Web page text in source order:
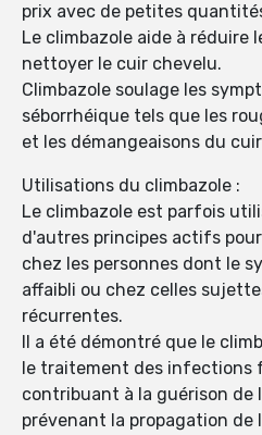
prix avec de petites
Le climbazole aide à réduire
nettoyer le cuir chevelu.
Climbazole soulage les
séborrhéique tels que les
et les démangeaisons du
Utilisations du climbazole :
Le climbazole est parfois
d'autres principes actifs
chez les personnes dont le
affaibli ou chez celles
récurrentes.
Il a été démontré que le
le traitement des infections
contribuant à la guérison de
prévenant la propagation de